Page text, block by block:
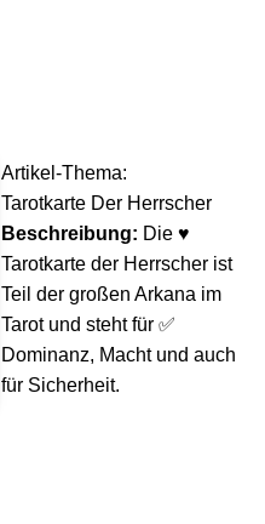
Artikel-Thema:
Tarotkarte Der Herrscher
Beschreibung: Die ♥
Tarotkarte der Herrscher ist
Teil der großen Arkana im
Tarot und steht für ✅
Dominanz, Macht und auch
für Sicherheit.